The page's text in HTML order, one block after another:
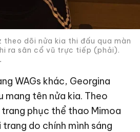
theo dõi nửa kia thi đấu qua màn
ra sân cổ vũ trực tiếp (phải).
WAGs khác, Georgina
mang tên nửa kia. Theo
phục thể thao Mimoa
do chính mình sáng